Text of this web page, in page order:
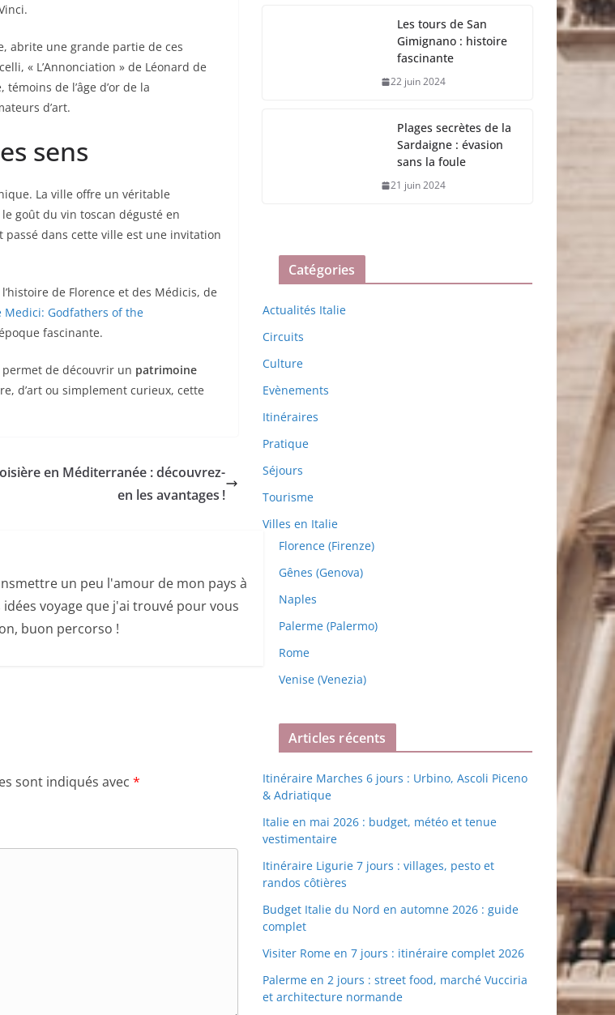
abrite une grande partie de ces
« L’Annonciation » de Léonard de
de l’âge d’or de la
d’art.
sens
La ville offre un véritable
goût du vin toscan dégusté en
dans cette ville est une invitation
de Florence et des Médicis, de
Medici: Godfathers of the
fascinante.
de découvrir un patrimoine
d’art ou simplement curieux, cette
en Méditerranée : découvrez-
en les avantages !
un peu l'amour de mon pays à
voyage que j'ai trouvé pour vous
buon percorso !
sont indiqués avec *
Les tours de San
Gimignano : histoire
fascinante
22 juin 2024
Plages secrètes de la
Sardaigne : évasion
sans la foule
21 juin 2024
Catégories
Actualités Italie
Circuits
Culture
Evènements
Itinéraires
Pratique
Séjours
Tourisme
Villes en Italie
Florence (Firenze)
Gênes (Genova)
Naples
Palerme (Palermo)
Rome
Venise (Venezia)
Articles récents
Itinéraire Marches 6 jours : Urbino, Ascoli Piceno
& Adriatique
Italie en mai 2026 : budget, météo et tenue
vestimentaire
Itinéraire Ligurie 7 jours : villages, pesto et
randos côtières
Budget Italie du Nord en automne 2026 : guide
complet
Visiter Rome en 7 jours : itinéraire complet 2026
Palerme en 2 jours : street food, marché Vucciria
et architecture normande